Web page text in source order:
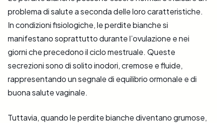
problema di salute a seconda delle loro caratteristiche.
In condizioni fisiologiche, le perdite bianche si
manifestano soprattutto durante l’ovulazione e nei
giorni che precedono il ciclo mestruale. Queste
secrezioni sono di solito inodori, cremose e fluide,
rappresentando un segnale di equilibrio ormonale e di
buona salute vaginale.
Tuttavia, quando le perdite bianche diventano grumose,